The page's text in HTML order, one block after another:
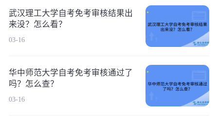
武汉理工大学自考免考审核结果出
来没？怎么看？
03-16
华中师范大学自考免考审核通过了
吗？怎么查？
03-16